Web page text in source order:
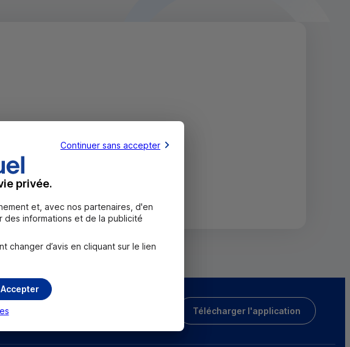
Télécharger l'application
Continuer sans accepter
privée.
et, avec nos partenaires, d'en
informations et de la publicité
changer d’avis en cliquant sur le lien
Accepter